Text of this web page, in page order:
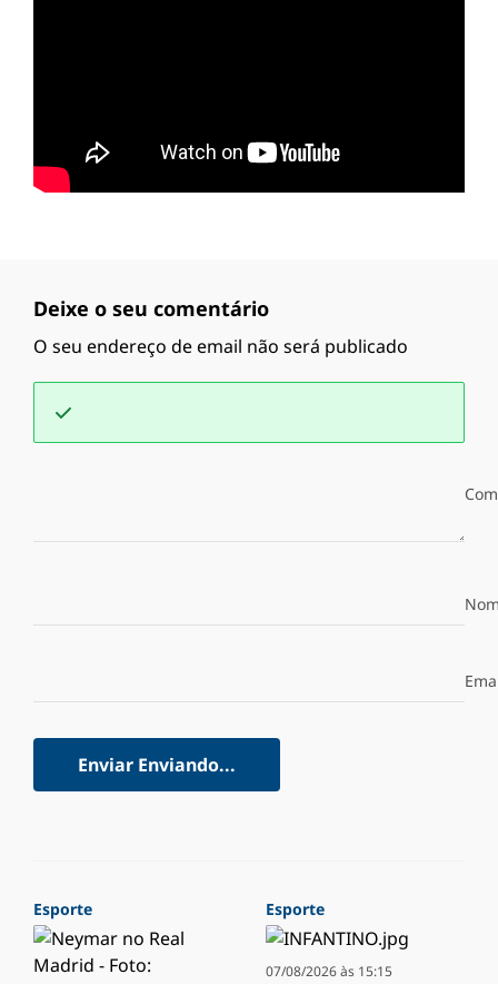
Deixe o seu comentário
O seu endereço de email não será publicado
Enviar Enviando...
Esporte Esporte
07/08/2026 às 15:15